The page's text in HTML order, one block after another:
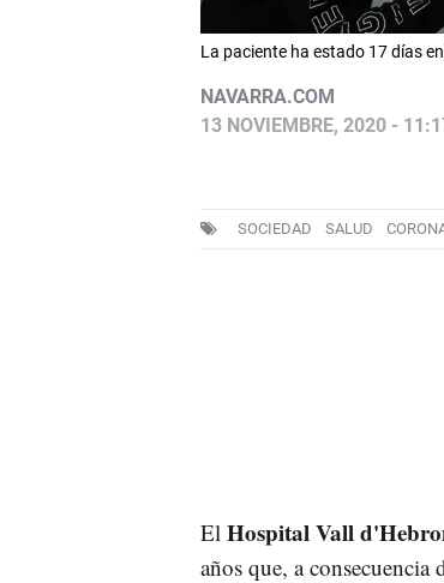
La paciente ha estado 17 días
NAVARRA.COM
13 NOVIEMBRE, 2020 -
SOCIEDAD SALUD
El Hospital Vall
años que, a consecuencia